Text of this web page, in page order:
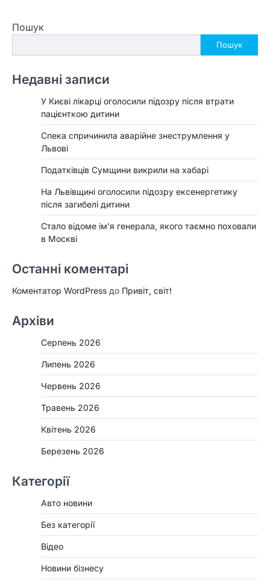
Пошук
Пошук
Недавні записи
У Києві лікарці оголосили підозру після втрати
пацієнткою дитини
Спека спричинила аварійне знеструмлення у
Львові
Податківців Сумщини викрили на хабарі
На Львівщині оголосили підозру ексенергетику
після загибелі дитини
Стало відоме ім’я генерала, якого таємно поховали
в Москві
Останні коментарі
Коментатор WordPress до Привіт, світ!
Архіви
Серпень 2026
Липень 2026
Червень 2026
Травень 2026
Квітень 2026
Березень 2026
Категорії
Авто новини
Без категорії
Відео
Новини бізнесу